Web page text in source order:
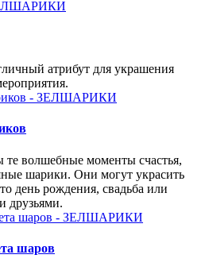
атрибут для украшения
волшебные моменты счастья,
шарики. Они могут украсить
день рождения, свадьба или
друзьями.
шаров